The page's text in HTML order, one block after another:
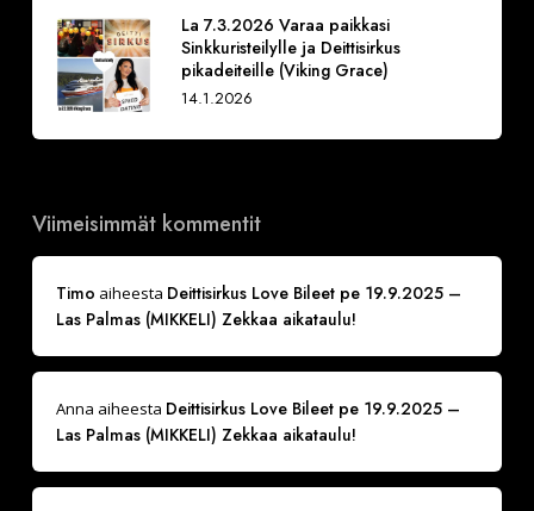
La 7.3.2026 Varaa paikkasi
Sinkkuristeilylle ja Deittisirkus
pikadeiteille (Viking Grace)
14.1.2026
Viimeisimmät kommentit
Timo aiheesta Deittisirkus Love Bileet pe 19.9.2025 –
Las Palmas (MIKKELI) Zekkaa aikataulu!
Anna aiheesta Deittisirkus Love Bileet pe 19.9.2025 –
Las Palmas (MIKKELI) Zekkaa aikataulu!